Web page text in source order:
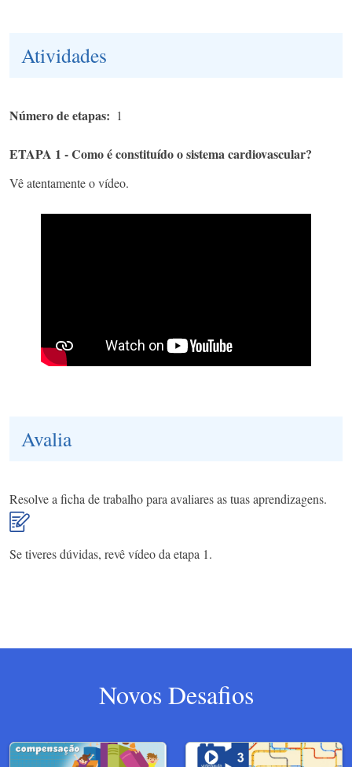
Atividades
Número de etapas 1
ETAPA 1 - Como é constituído o sistema cardiovascular?
Vê atentamente o vídeo.
Avalia
Resolve a ficha de trabalho para avaliares as tuas aprendizagens.
Se tiveres dúvidas, revê vídeo da etapa 1.
Novos Desafios